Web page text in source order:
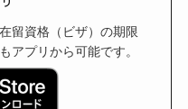
留資格（ビザ）の期限
アプリから可能です。